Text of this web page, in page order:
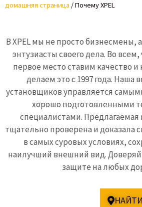
домашняя страница /Почему XPEL
В XPEL мы не просто бизнесмены,
энтузиасты своего дела. Во
первое место ставим качество
делаем это с 1997 года. Наша
установщиков управляется
хорошо подготовленными
специалистами.
тщательно проверена и доказала
в самых суровых условиях,
наилучший внешний вид.
защите на любых